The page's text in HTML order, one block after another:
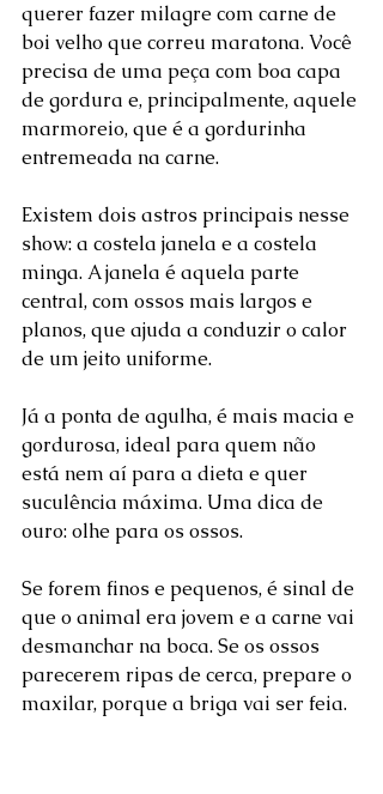
querer fazer milagre com carne de
boi velho que correu maratona. Você
precisa de uma peça com boa capa
de gordura e, principalmente, aquele
marmoreio, que é a gordurinha
entremeada na carne.
Existem dois astros principais nesse
show: a costela janela e a costela
minga. A janela é aquela parte
central, com ossos mais largos e
planos, que ajuda a conduzir o calor
de um jeito uniforme.
Já a ponta de agulha, é mais macia e
gordurosa, ideal para quem não
está nem aí para a dieta e quer
suculência máxima. Uma dica de
ouro: olhe para os ossos.
Se forem finos e pequenos, é sinal de
que o animal era jovem e a carne vai
desmanchar na boca. Se os ossos
parecerem ripas de cerca, prepare o
maxilar, porque a briga vai ser feia.